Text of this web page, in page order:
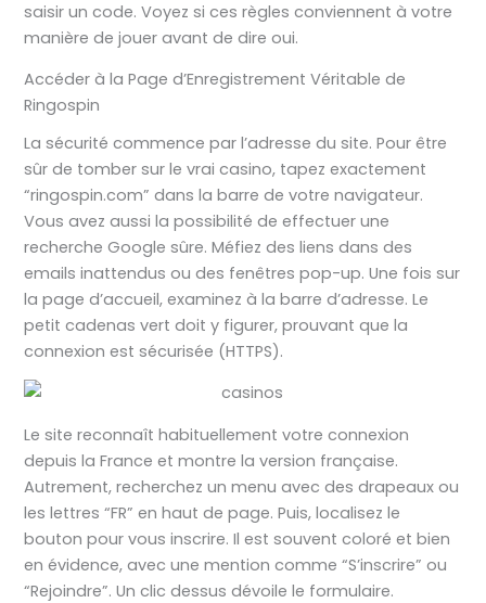
saisir un code. Voyez si ces règles conviennent à votre
manière de jouer avant de dire oui.
Accéder à la Page d’Enregistrement Véritable de
Ringospin
La sécurité commence par l’adresse du site. Pour être
sûr de tomber sur le vrai casino, tapez exactement
“ringospin.com” dans la barre de votre navigateur.
Vous avez aussi la possibilité de effectuer une
recherche Google sûre. Méfiez des liens dans des
emails inattendus ou des fenêtres pop-up. Une fois sur
la page d’accueil, examinez à la barre d’adresse. Le
petit cadenas vert doit y figurer, prouvant que la
connexion est sécurisée (HTTPS).
Le site reconnaît habituellement votre connexion
depuis la France et montre la version française.
Autrement, recherchez un menu avec des drapeaux ou
les lettres “FR” en haut de page. Puis, localisez le
bouton pour vous inscrire. Il est souvent coloré et bien
en évidence, avec une mention comme “S’inscrire” ou
“Rejoindre”. Un clic dessus dévoile le formulaire.